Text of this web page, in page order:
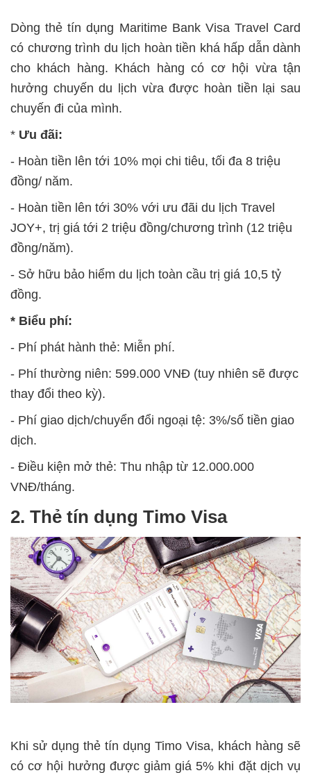
Dòng thẻ tín dụng Maritime Bank Visa Travel Card
có chương trình du lịch hoàn tiền khá hấp dẫn dành
cho khách hàng. Khách hàng có cơ hội vừa tận
hưởng chuyến du lịch vừa được hoàn tiền lại sau
chuyến đi của mình.
* Ưu đãi:
- Hoàn tiền lên tới 10% mọi chi tiêu, tối đa 8 triệu
đồng/ năm.
- Hoàn tiền lên tới 30% với ưu đãi du lịch Travel
JOY+, trị giá tới 2 triệu đồng/chương trình (12 triệu
đồng/năm).
- Sở hữu bảo hiểm du lịch toàn cầu trị giá 10,5 tỷ
đồng.
* Biểu phí:
- Phí phát hành thẻ: Miễn phí.
- Phí thường niên: 599.000 VNĐ (tuy nhiên sẽ được
thay đổi theo kỳ).
- Phí giao dịch/chuyển đổi ngoại tệ: 3%/số tiền giao
dịch.
- Điều kiện mở thẻ: Thu nhập từ 12.000.000
VNĐ/tháng.
2. Thẻ tín dụng Timo Visa
Khi sử dụng thẻ tín dụng Timo Visa, khách hàng sẽ
có cơ hội hưởng được giảm giá 5% khi đặt dịch vụ